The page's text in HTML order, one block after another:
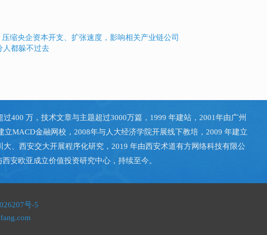
缩央企资本开支、扩张速度，影响相关产业链公司
人都躲不过去
过400 万，技术文章与主题超过3000万篇，1999 年建站，2001年由广州
立MACD金融网校，2008年与人大经济学院开展线下教培，2009 年建立
、西安交大开展程序化研究，2019 年由西安术道有方网络科技有限公
安欧亚成立价值投资研究中心，持续至今。
号-5